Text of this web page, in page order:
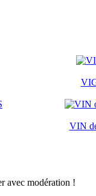
VIN
avec modération !